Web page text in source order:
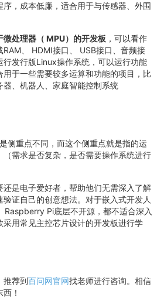
，成本低廉，适合用于与传感器、外围
微处理器（ MPU）的开发板 ，可以看作
、 HDMI接口、 USB接口、音频接
行发行版Linux操作系统，可以运行功能
于一些需要较多运算和功能的项目，比
、机器人、家庭智能控制系统
侧重点不同，而这个侧重点就是指的运
需求是否复杂，是否需要操作系统进行
是电子爱好者，帮助他们无需深入了解
证自己的创意想法。对于嵌入式开发人
Raspberry Pi底层不开源，都不适合深入
用常见主控芯片设计的开发板进行学
推荐到百问网官网找老师进行咨询。相信
！